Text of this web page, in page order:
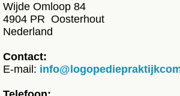
Wijde Omloop 84
4904 PR Oosterhout
Nederland
Contact:
E-mail: